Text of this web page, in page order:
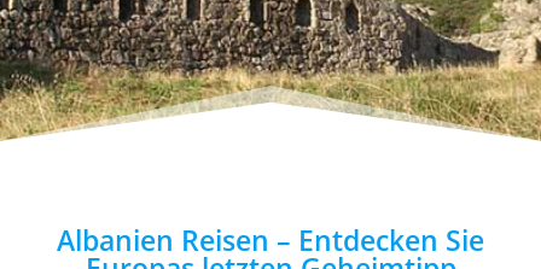
Albanien Reisen – Entdecken Sie